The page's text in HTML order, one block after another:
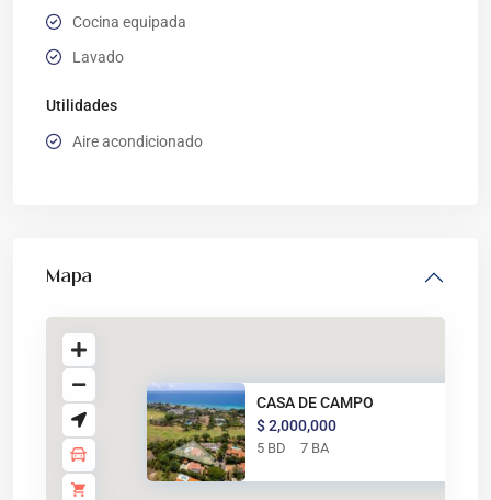
Cocina equipada
Lavado
Utilidades
Aire acondicionado
Mapa
CASA DE CAMPO
$ 2,000,000
5 BD 7 BA